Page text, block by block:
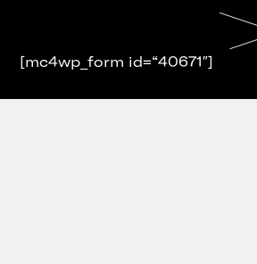
[mc4wp_form id=“40671″]